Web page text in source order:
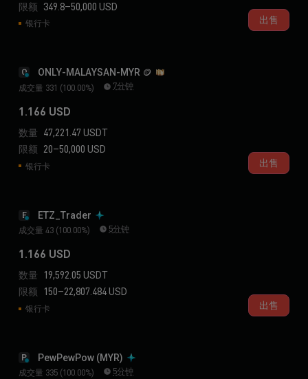
限额
349.8–50,000 USD
银行卡 出售
O ONLY-MALAYSAN-MYR 🪙
成交量 331 (100.00%) 7分钟
1.166 USD
数量
限额
47,221.47 USDT
20–50,000 USD
银行卡 出售
E ETZ_Trader
成交量 43 (100.00%) 5分钟
1.166 USD
数量
限额
19,592.05 USDT
150–22,807.484 USD
银行卡 出售
P PewPewPow (MYR)
成交量 335 (100.00%) 5分钟